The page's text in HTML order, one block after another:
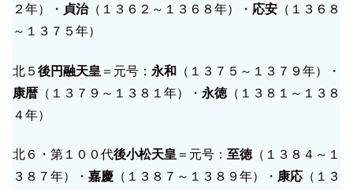
２年）・ 貞治（１３６２～１３６８年）・ 応安 （１３６８
～１３７５年）
北５ 後円融天皇 ＝元号： 永和
（１３７５～１３７９年）・
康暦 （１３７９～１３８１年）・ 永徳（１３８１～１３８
４年）
北６・第１００代後小松天皇 ＝元号： 至徳（１３８４～１
３８７年）・ 嘉慶 （１３８７～１３８９年）・ 康応 （１３